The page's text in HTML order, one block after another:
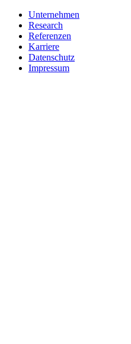
Unternehmen
Research
Referenzen
Karriere
Datenschutz
Impressum